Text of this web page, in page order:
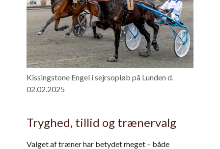
Kissingstone Engel i sejrsopløb på Lunden d.
02.02.2025
Tryghed, tillid og trænervalg
Valget af træner har betydet meget – både